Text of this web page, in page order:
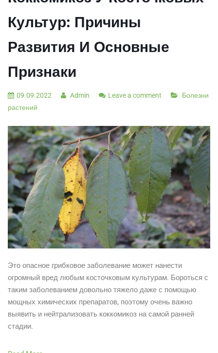
Культур: Причины
Развития И Основные
Признаки
09.09.2022 Admin Leave a comment
Болезни
растений
Это опасное грибковое заболевание может нанести
огромный вред любым косточковым культурам. Бороться с
таким заболеванием довольно тяжело даже с помощью
мощных химических препаратов, поэтому очень важно
выявить и нейтрализовать коккомикоз на самой ранней
стадии.